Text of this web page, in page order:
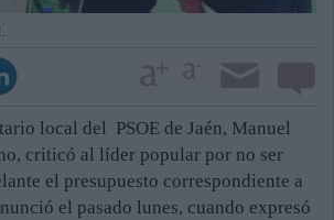
local del PSOE de Jaén, Manuel
criticó al líder popular por no ser
el presupuesto correspondiente a
el pasado lunes, cuando expresó